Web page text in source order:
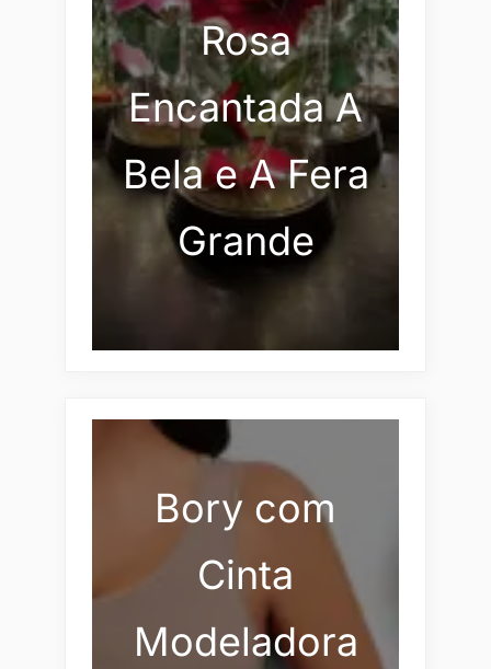
Rosa
Encantada A
Bela e A Fera
Grande
Bory com
Cinta
Modeladora